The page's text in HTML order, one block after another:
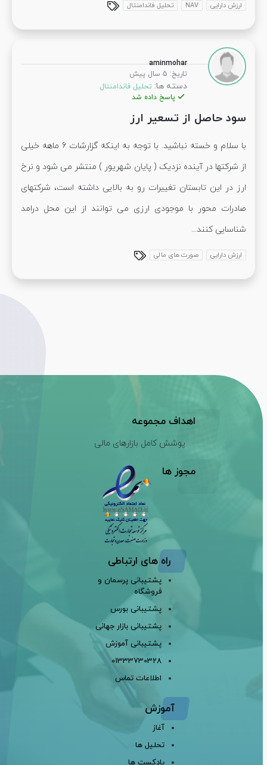
ارزش دارایی NAV تحلیل فاندامنتال
aminmohar
تاریخ: 5 سال پیش
دسته ها: تحلیل فاندامنتال
پاسخ داده شد
سود حاصل از تسعیر ارز
با سلام و خسته نباشید. با توجه به اینکه گزارشات 6 ماهه خیلی
از شرکتها در آینده نزدیک ( پایان شهریور ) منتشر می شود و نرخ
ارز در این تابستان تغییرات رو به بالایی داشته است، شرکتهای
صادرات محور با موجودی ارزی می توانند از این محل درامد
شناسایی کنند...
ارزش دارایی صورت های مالی
اهداف مجموعه
پوشش کامل بازارهای مالی
مجوز ها
راه های ارتباطی
پشتیبانی پرسمان و
فروشگاه
پشتیبانی بورس
پشتیبانی بازار جهانی
پشتیبانی آموزش
01333730328
اطلاعات تماس
آموزش
آغاز
تحلیل ها
پادکست ها